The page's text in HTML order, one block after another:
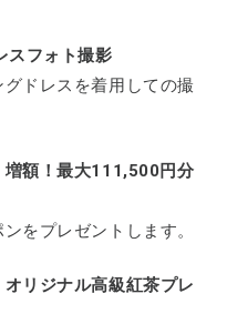
スフォト撮影
ドレスを着用しての撮
額！最大111,500円分
をプレゼントします。
リジナル高級紅茶プレ